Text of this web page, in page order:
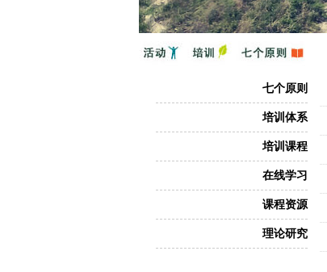
七个原则
培训体系
培训课程
在线学习
课程资源
理论研究